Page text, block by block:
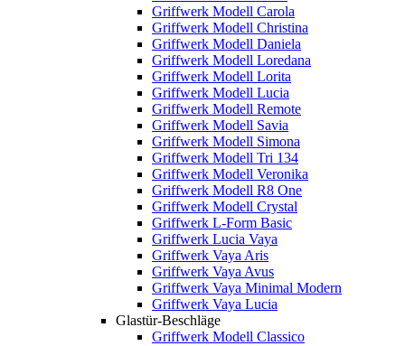
Griffwerk Modell Carola
Griffwerk Modell Christina
Griffwerk Modell Daniela
Griffwerk Modell Loredana
Griffwerk Modell Lorita
Griffwerk Modell Lucia
Griffwerk Modell Remote
Griffwerk Modell Savia
Griffwerk Modell Simona
Griffwerk Modell Tri 134
Griffwerk Modell Veronika
Griffwerk Modell R8 One
Griffwerk Modell Crystal
Griffwerk L-Form Basic
Griffwerk Lucia Vaya
Griffwerk Vaya Aris
Griffwerk Vaya Avus
Griffwerk Vaya Minimal Modern
Griffwerk Vaya Lucia
Glastür-Beschläge
Griffwerk Modell Classico